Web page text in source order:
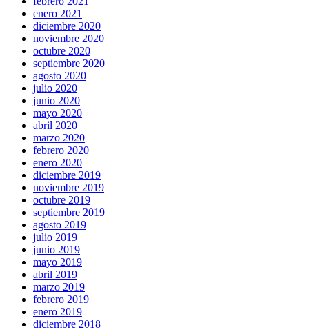
enero 2021
diciembre 2020
noviembre 2020
octubre 2020
septiembre 2020
agosto 2020
julio 2020
junio 2020
mayo 2020
abril 2020
marzo 2020
febrero 2020
enero 2020
diciembre 2019
noviembre 2019
octubre 2019
septiembre 2019
agosto 2019
julio 2019
junio 2019
mayo 2019
abril 2019
marzo 2019
febrero 2019
enero 2019
diciembre 2018